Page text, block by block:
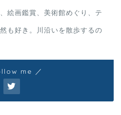
絵画鑑賞、美術館めぐり、テ
も好き。川沿いを散歩するの
me ／